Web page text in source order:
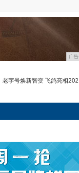
广告
老字号焕新智变 飞鸽亮相202